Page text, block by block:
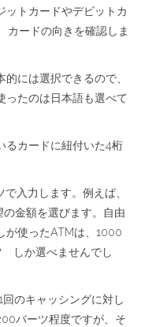
ットカードやデビットカ
カードの向きを確認しま
には選択できるので、
ったのは日本語も選べて
るカードに紐付いた4桁
入力します。例えば、
金額を選びます。自由
が使ったATMは、1000
しか選べませんでし
のキャッシングに対し
バーツ程度ですが、そ